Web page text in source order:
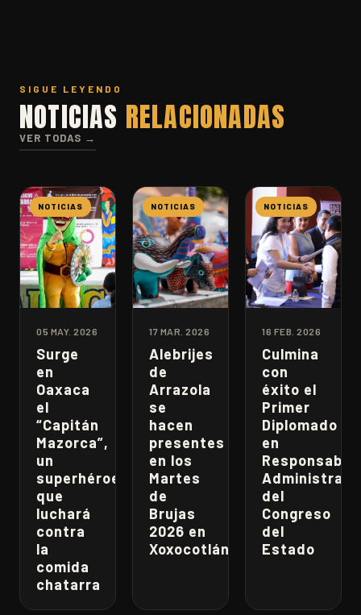
SIGUE LEYENDO
NOTICIAS RELACIONADAS
VER TODAS →
NOTICIAS
05 MAY. 2026
Surge
en
Oaxaca
el
“Capitán
Mazorca”,
un
superhéroe
que
luchará
contra
la
comida
chatarra
NOTICIAS
17 MAR. 2026
Alebrijes
de
Arrazola
se
hacen
presentes
en los
Martes
de
Brujas
2026 en
Xoxocotlán
NOTICIAS
16 FEB. 2026
Culmina
con
éxito el
Primer
Diplomado
en
del
Congreso
del
Estado